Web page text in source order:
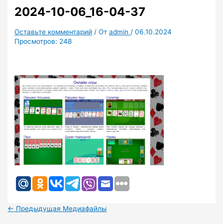
2024-10-06_16-04-37
Оставьте комментарий / Отadmin /06.10.2024
Просмотров: 248
← Предыдущая Медиафайлы